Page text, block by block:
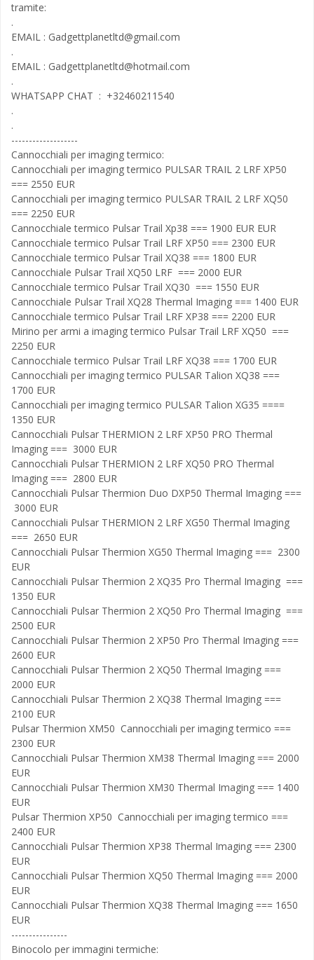
tramite:
.
EMAIL : Gadgettplanetltd@gmail.com
.
EMAIL : Gadgettplanetltd@hotmail.com
.
WHATSAPP CHAT : +32460211540
.
.
-------------------
Cannocchiali per imaging termico:
Cannocchiali per imaging termico PULSAR TRAIL 2 LRF XP50
=== 2550 EUR
Cannocchiali per imaging termico PULSAR TRAIL 2 LRF XQ50
=== 2250 EUR
Cannocchiale termico Pulsar Trail Xp38 === 1900 EUR EUR
Cannocchiale termico Pulsar Trail LRF XP50 === 2300 EUR
Cannocchiale termico Pulsar Trail XQ38 === 1800 EUR
Cannocchiale Pulsar Trail XQ50 LRF === 2000 EUR
Cannocchiale termico Pulsar Trail XQ30 === 1550 EUR
Cannocchiale Pulsar Trail XQ28 Thermal Imaging === 1400 EUR
Cannocchiale termico Pulsar Trail LRF XP38 === 2200 EUR
Mirino per armi a imaging termico Pulsar Trail LRF XQ50 ===
2250 EUR
Cannocchiale termico Pulsar Trail LRF XQ38 === 1700 EUR
Cannocchiali per imaging termico PULSAR Talion XQ38 ===
1700 EUR
Cannocchiali per imaging termico PULSAR Talion XG35 ====
1350 EUR
Cannocchiali Pulsar THERMION 2 LRF XP50 PRO Thermal
Imaging === 3000 EUR
Cannocchiali Pulsar THERMION 2 LRF XQ50 PRO Thermal
Imaging === 2800 EUR
Cannocchiali Pulsar Thermion Duo DXP50 Thermal Imaging ===
3000 EUR
Cannocchiali Pulsar THERMION 2 LRF XG50 Thermal Imaging
=== 2650 EUR
Cannocchiali Pulsar Thermion XG50 Thermal Imaging === 2300
EUR
Cannocchiali Pulsar Thermion 2 XQ35 Pro Thermal Imaging ===
1350 EUR
Cannocchiali Pulsar Thermion 2 XQ50 Pro Thermal Imaging ===
2500 EUR
Cannocchiali Pulsar Thermion 2 XP50 Pro Thermal Imaging ===
2600 EUR
Cannocchiali Pulsar Thermion 2 XQ50 Thermal Imaging ===
2000 EUR
Cannocchiali Pulsar Thermion 2 XQ38 Thermal Imaging ===
2100 EUR
Pulsar Thermion XM50 Cannocchiali per imaging termico ===
2300 EUR
Cannocchiali Pulsar Thermion XM38 Thermal Imaging === 2000
EUR
Cannocchiali Pulsar Thermion XM30 Thermal Imaging === 1400
EUR
Pulsar Thermion XP50 Cannocchiali per imaging termico ===
2400 EUR
Cannocchiali Pulsar Thermion XP38 Thermal Imaging === 2300
EUR
Cannocchiali Pulsar Thermion XQ50 Thermal Imaging === 2000
EUR
Cannocchiali Pulsar Thermion XQ38 Thermal Imaging === 1650
EUR
----------------
Binocolo per immagini termiche: